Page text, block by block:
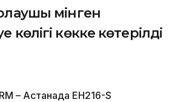
мінген
көкке көтерілді
– Астанада EH216-S